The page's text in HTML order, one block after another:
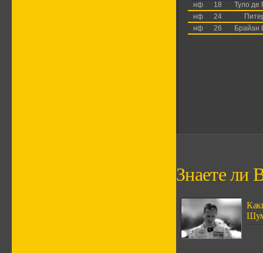
нф
18
Туло
нф
24
нф
26 Брайан
Знаете ли